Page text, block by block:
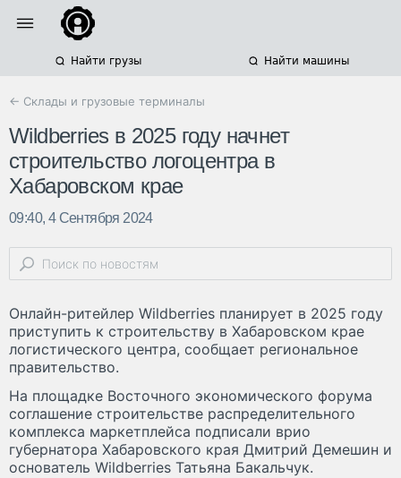
Найти грузы Найти машины
← Склады и грузовые терминалы
Wildberries в 2025 году начнет
строительство логоцентра в
Хабаровском крае
09:40, 4 Сентября 2024
Онлайн-ритейлер Wildberries планирует в 2025 году
приступить к строительству в Хабаровском крае
логистического центра, сообщает региональное
правительство.
На площадке Восточного экономического форума
соглашение строительстве распределительного
комплекса маркетплейса подписали врио
губернатора Хабаровского края Дмитрий Демешин и
основатель Wildberries Татьяна Бакальчук.